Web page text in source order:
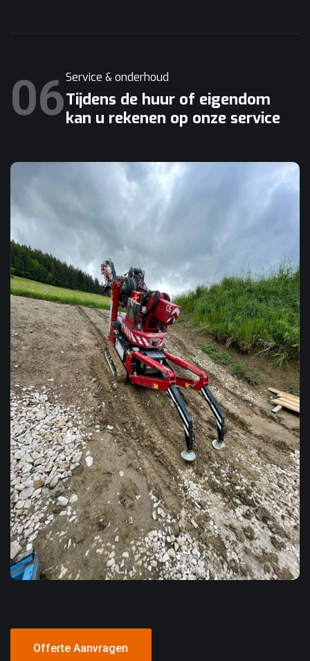
06Service & onderhoud
Tijdens de huur of eigendom
kan u rekenen op onze service
Offerte Aanvragen